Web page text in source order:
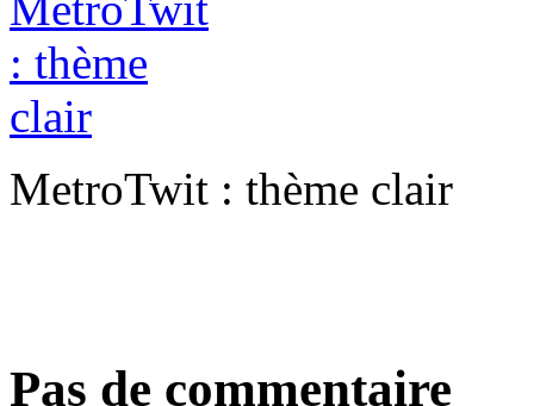
MetroTwit : thème clair
Pas de commentaire